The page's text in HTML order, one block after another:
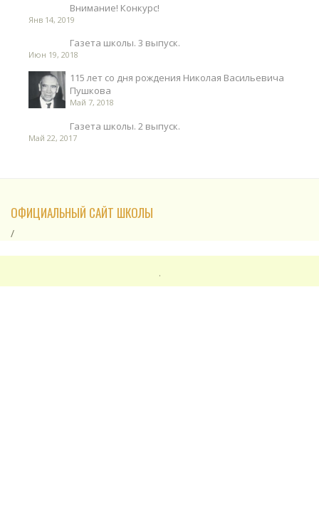
Внимание! Конкурс!
Янв 14, 2019
Газета школы. 3 выпуск.
Июн 19, 2018
115 лет со дня рождения Николая Васильевича
Пушкова
Май 7, 2018
Газета школы. 2 выпуск.
Май 22, 2017
ОФИЦИАЛЬНЫЙ САЙТ ШКОЛЫ
/
.